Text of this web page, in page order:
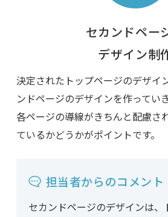
セカンドペー
デザイン制
決定されたトップページのデザイ
ンドページのデザインを作っていき
各ページの導線がきちんと配慮さ
ているかどうかがポイントです。
担当者からのコメント
セカンドページのデザインは